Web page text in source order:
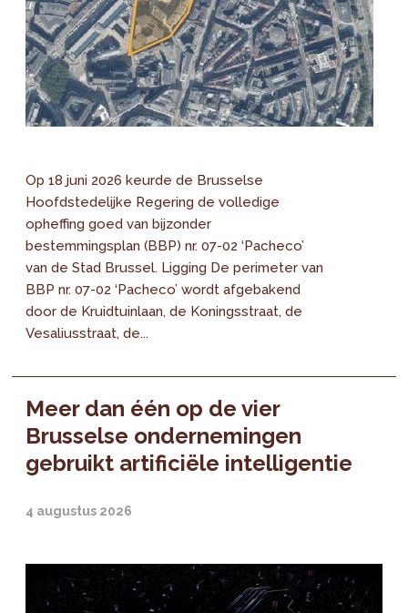
Op 18 juni 2026 keurde de Brusselse
Hoofdstedelijke Regering de volledige
opheffing goed van bijzonder
bestemmingsplan (BBP) nr. 07-02 ‘Pacheco’
van de Stad Brussel. Ligging De perimeter van
BBP nr. 07-02 ‘Pacheco’ wordt afgebakend
door de Kruidtuinlaan, de Koningsstraat, de
Vesaliusstraat, de...
Meer dan één op de vier
Brusselse ondernemingen
gebruikt artificiële intelligentie
4 augustus 2026